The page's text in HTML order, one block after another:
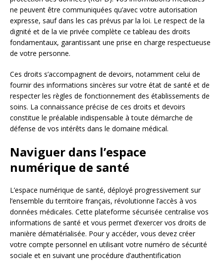
ne peuvent être communiquées qu’avec votre autorisation
expresse, sauf dans les cas prévus par la loi. Le respect de la
dignité et de la vie privée complète ce tableau des droits
fondamentaux, garantissant une prise en charge respectueuse
de votre personne.
Ces droits s’accompagnent de devoirs, notamment celui de
fournir des informations sincères sur votre état de santé et de
respecter les règles de fonctionnement des établissements de
soins. La connaissance précise de ces droits et devoirs
constitue le préalable indispensable à toute démarche de
défense de vos intérêts dans le domaine médical.
Naviguer dans l’espace
numérique de santé
L’espace numérique de santé, déployé progressivement sur
l’ensemble du territoire français, révolutionne l’accès à vos
données médicales. Cette plateforme sécurisée centralise vos
informations de santé et vous permet d’exercer vos droits de
manière dématérialisée. Pour y accéder, vous devez créer
votre compte personnel en utilisant votre numéro de sécurité
sociale et en suivant une procédure d’authentification